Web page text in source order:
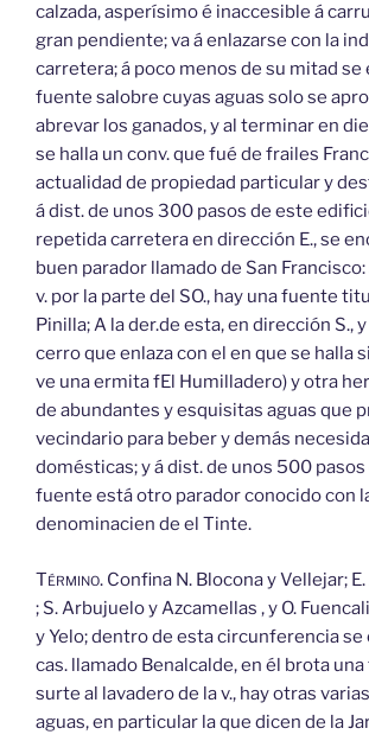
calzada, asperísimo é inaccesible á
gran pendiente; va á enlazarse con la
carretera; á poco menos de su mitad se
fuente salobre cuyas aguas solo se
abrevar los ganados, y al terminar en
se halla un conv. que fué de frailes
actualidad de propiedad particular y
á dist. de unos 300 pasos de este
repetida carretera en dirección E., se
buen parador llamado de San
v. por la parte del SO., hay una fuente
Pinilla; A la der.de esta, en dirección S.,
cerro que enlaza con el en que se halla
ve una ermita fEl Humilladero) y otra
de abundantes y esquisitas aguas que
vecindario para beber y demás
domésticas; y á dist. de unos 500
fuente está otro parador conocido con
denominacien de el Tinte.
Término. Confina N. Blocona y Vellejar;
; S. Arbujuelo y Azcamellas , y O.
y Yelo; dentro de esta circunferencia se
cas. llamado Benalcalde, en él brota
surte al lavadero de la v., hay otras
aguas, en particular la que dicen de la